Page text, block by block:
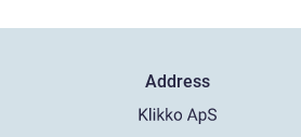
Address